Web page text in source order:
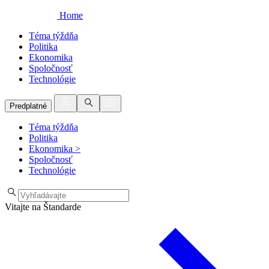
Home
Téma týždňa
Politika
Ekonomika
Spoločnosť
Technológie
Predplatné
Téma týždňa
Politika
Ekonomika >
Spoločnosť
Technológie
Vitajte na Štandarde